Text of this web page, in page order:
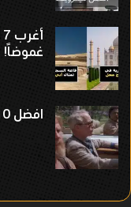
غموضاً!
افضل 10 افلام اجنبي امريكي